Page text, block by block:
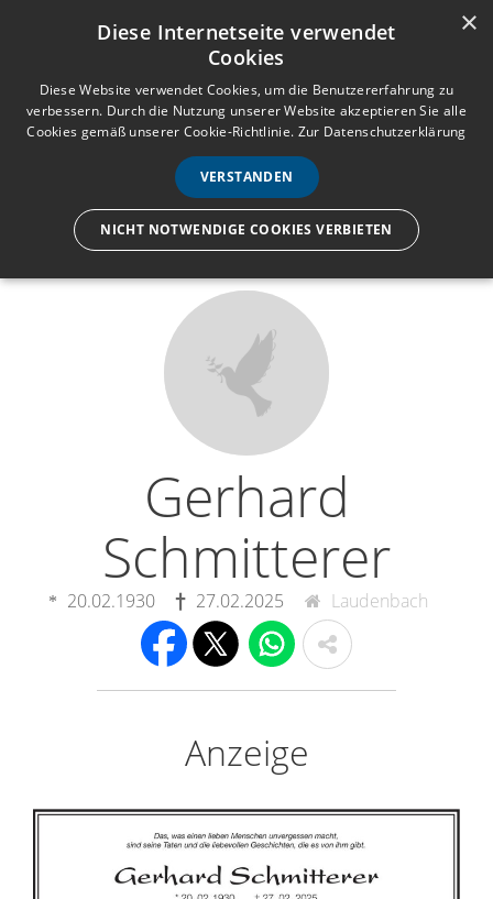
Anmelden Registrieren
e
n
ü
Wir lassen nur die Hand los,
Gerhard
Schmitterer
20.02.1930 27.02.2025 Laudenbach
Anzeige
×
Diese Internetseite verwendet
Cookies
Diese Website verwendet Cookies, um die Benutzererfahrung zu
verbessern. Durch die Nutzung unserer Website akzeptieren Sie alle
Cookies gemäß unserer Cookie-Richtlinie. Zur Datenschutzerklärung
VERSTANDEN
NICHT NOTWENDIGE COOKIES VERBIETEN